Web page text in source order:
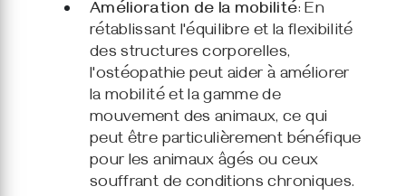
Amélioration de la mobilité: En
rétablissant l'équilibre et la flexibilité
des structures corporelles,
l'ostéopathie peut aider à améliorer
la mobilité et la gamme de
mouvement des animaux, ce qui
peut être particulièrement bénéfique
pour les animaux âgés ou ceux
souffrant de conditions chroniques.